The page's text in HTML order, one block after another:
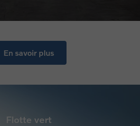
En savoir plus
Flotte vert